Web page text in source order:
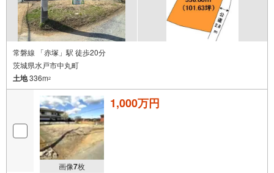
常磐線 「赤塚」駅 徒歩20分
茨城県水戸市中丸町
土地336m2
画像7枚
1,000万円